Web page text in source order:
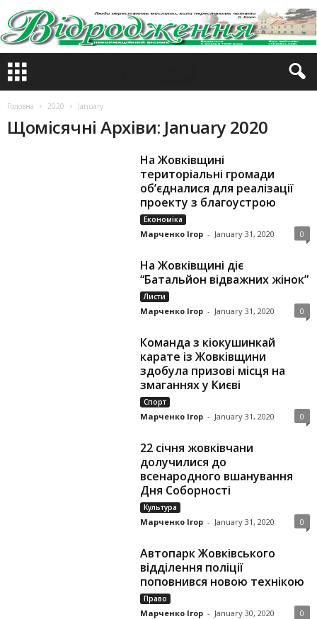
Головна 2020 January
Щомісячні Архіви: January 2020
На Жовківщині
територіальні громади
об’єдналися для реалізації
проекту з благоустрою
Економіка
Марченко Ігор - January 31, 2020 0
На Жовківщині діє
“Батальйон відважних жінок”
Листи
Марченко Ігор - January 31, 2020 0
Команда з кіокушинкай
карате із Жовківщини
здобула призові місця на
змаганнях у Києві
Спорт
Марченко Ігор - January 31, 2020 0
22 січня жовківчани
долучилися до
всенародного вшанування
Дня Соборності
Культура
Марченко Ігор - January 31, 2020 0
Автопарк Жовківського
відділення поліції
поповнився новою технікою
Право
Марченко Ігор - January 30, 2020 0